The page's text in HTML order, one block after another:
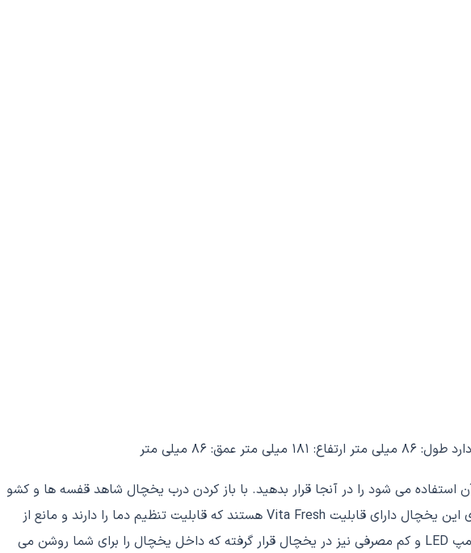
می شود را در آنجا قرار بدهید. با باز کردن درب یخچال شاهد قفسه ها و کشو
های محکم و نشکن می شوید که قابلیت تنظیم ارتفاع را دارند و فضای جاداری را در اختیار شما قرار می دهد. کشوهای این یخچال دارای قابلیت Vita Fresh هستند که قابلیت تنظیم دما را دارند و مانع از
خرابی و بوی بد موادغذایی می شود. که در ادامه مطلب بیشتر در مورد این کشو ها و قابلیت آنها صحبت می کنیم. لامپ LED و کم مصرفی نیز در یخچال قرار گرفته که داخل یخچال را برای شما روشن می